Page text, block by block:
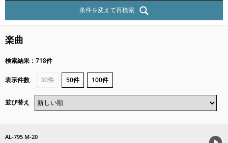
条件を変えて再検索
楽曲
検索結果：718件
表示件数 30件 50件 100件
並び替え
AL-795 M-20